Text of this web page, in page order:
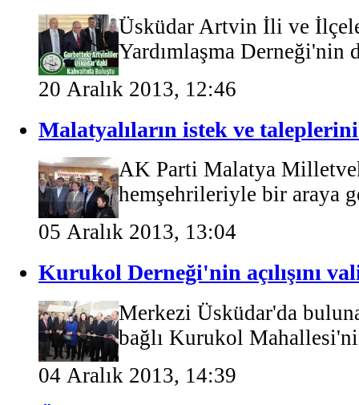
Üsküdar Artvin İli ve
Yardımlaşma Derneği'nin
20 Aralık 2013, 12:46
Malatyalıların istek ve
AK Parti Malatya
hemşehrileriyle bir araya
05 Aralık 2013, 13:04
Kurukol Derneği'nin açılışını
Merkezi Üsküdar'da
bağlı Kurukol
04 Aralık 2013, 14:39